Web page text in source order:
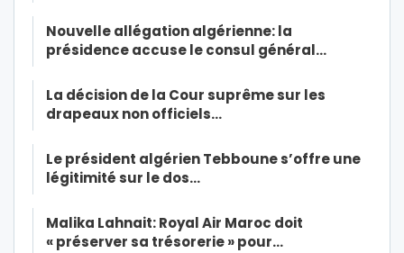
Nouvelle allégation algérienne: la
présidence accuse le consul général…
La décision de la Cour suprême sur les
drapeaux non officiels…
Le président algérien Tebboune s’offre une
légitimité sur le dos…
Malika Lahnait: Royal Air Maroc doit
« préserver sa trésorerie » pour…